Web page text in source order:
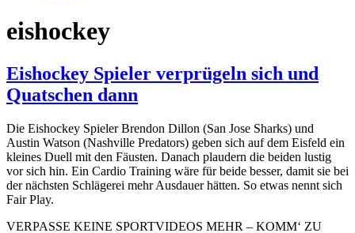
eishockey
Eishockey Spieler verprügeln sich und
Quatschen dann
Die Eishockey Spieler Brendon Dillon (San Jose Sharks) und
Austin Watson (Nashville Predators) geben sich auf dem Eisfeld ein
kleines Duell mit den Fäusten. Danach plaudern die beiden lustig
vor sich hin. Ein Cardio Training wäre für beide besser, damit sie bei
der nächsten Schlägerei mehr Ausdauer hätten. So etwas nennt sich
Fair Play.
VERPASSE KEINE SPORTVIDEOS MEHR – KOMM‘ ZU